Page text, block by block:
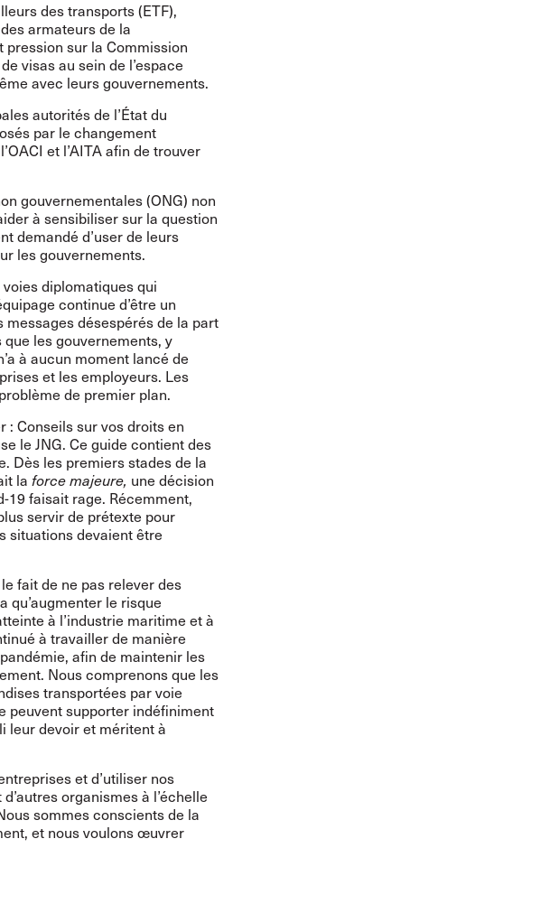
des transports (ETF),
armateurs de la
pression sur la Commission
visas au sein de l’espace
avec leurs gouvernements.
autorités de l’État du
par le changement
et l’AITA afin de trouver
gouvernementales (ONG) non
à sensibiliser sur la question
demandé d’user de leurs
les gouvernements.
diplomatiques qui
continue d’être un
messages désespérés de la part
les gouvernements, y
à aucun moment lancé de
et les employeurs. Les
de premier plan.
: Conseils sur vos droits en
le JNG. Ce guide contient des
Dès les premiers stades de la
la force majeure, une décision
19 faisait rage. Récemment,
servir de prétexte pour
situations devaient être
fait de ne pas relever des
qu’augmenter le risque
à l’industrie maritime et à
à travailler de manière
afin de maintenir les
Nous comprenons que les
transportées par voie
peuvent supporter indéfiniment
leur devoir et méritent à
et d’utiliser nos
organismes à l’échelle
sommes conscients de la
et nous voulons œuvrer